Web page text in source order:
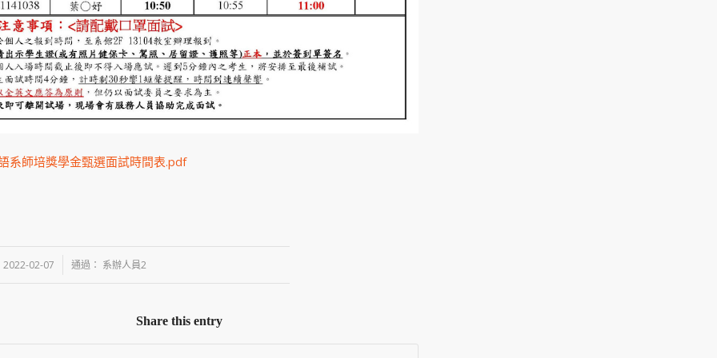
系師培獎學金甄選面試時間表.pdf
2022-02-07
/ 通過： 系辦人員2
Share this entry